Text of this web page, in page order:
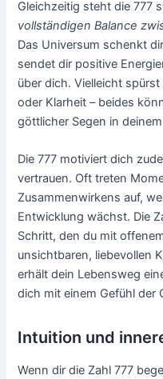
Gleichzeitig steht die 777
vollständigen Balance
Das Universum schenkt
sendet dir positive
über dich. Vielleicht
oder Klarheit – beides
göttlicher Segen in
Die 777 motiviert dich
vertrauen. Oft treten
Zusammenwirkens auf,
Entwicklung wächst. Die
Schritt, den du mit
unsichtbaren, liebevollen
erhält dein Lebensweg
dich mit einem Gefühl der
Intuition und
Wenn dir die Zahl 777